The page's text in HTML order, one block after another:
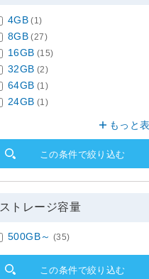
4GB (1)
8GB (27)
16GB (15)
32GB (2)
64GB (1)
24GB (1)
もっと
この条件で絞り込む
ストレージ容量
500GB～ (35)
この条件で絞り込む